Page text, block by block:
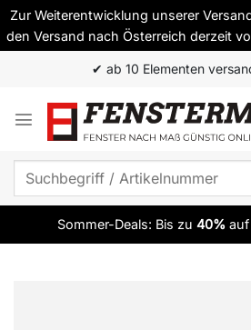
Zur Weiterentwicklung unserer
den Versand nach Österreich derzeit
springen
✔ ab 10 Elementen
Suchen
Sommer-Deals: Bis zu 40% auf